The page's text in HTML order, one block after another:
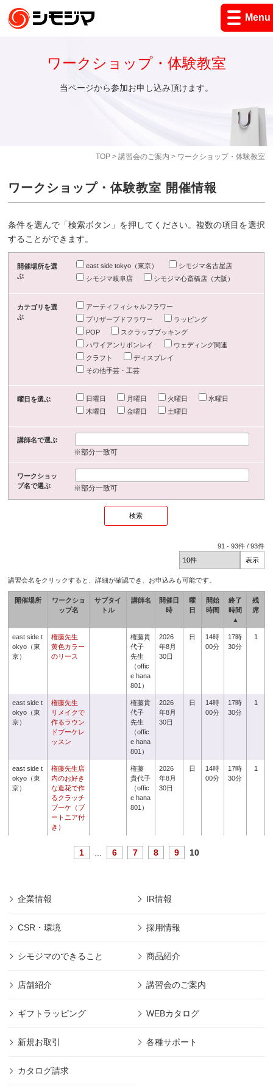
Menu
TOP> 講習会のご案内 > ワークショップ・体験教室
ワークショップ・体験教室
当ページから参加お申し込み頂けます。
ワークショップ・体験教室 開催情報
条件を選んで「検索ボタン」を押してください。複数の項目を選択
することができます。
開催場所を選
ぶ
east side tokyo（東京）
シモジマ名古屋店
シモジマ岐阜店
シモジマ心斎橋店（大阪）
カテゴリを選
ぶ
アーティフィシャルフラワー
プリザーブドフラワー
ラッピング
POP
スクラップブッキング
ハワイアンリボンレイ
ウェディング関連
クラフト
ディスプレイ
その他手芸・工芸
曜日を選ぶ 日曜日 月曜日 火曜日
水曜日
木曜日
金曜日 土曜日
講師名で選ぶ
※部分一致可
ワークショッ
プ名で選ぶ
※部分一致可
91 -93件 /93件
講習会名をクリックすると、詳細が確認でき、お申込みも可能です。
開催場所
ワークショ
ップ名
サブタイ
トル
講師名
開催日
時
曜
日
開始
時間
終了
時間
▲
残
席
east side t
okyo（東
京）
権藤先生
黄色カラー
のリース
権藤貴
代子
先生
（offic
e hana
801）
2026
年8月
30日
日
14時
00分
17時
30分
1
east side t
okyo（東
京）
権藤先生
リメイクで
作るラウン
ドブーケレ
ッスン
権藤貴
代子
先生
（offic
e hana
801）
2026
年8月
30日
日
14時
00分
17時
30分
1
east side t
okyo（東
京）
権藤先生店
内のお好き
な造花で作
るクラッチ
ブーケ（ブ
ートニア付
き）
権藤
貴代子
（offic
e hana
801）
2026
年8月
30日
日
14時
00分
17時
30分
1
1 6 7 8 9 10
企業情報 IR情報
CSR・環境 採用情報
シモジマのできること 商品紹介
店舗紹介 講習会のご案内
ギフトラッピング WEBカタログ
新規お取引 各種サポート
カタログ請求